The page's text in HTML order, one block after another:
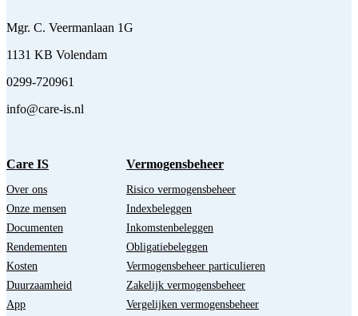
Mgr. C. Veermanlaan 1G
1131 KB Volendam
0299-720961
info@care-is.nl
Care IS
Over ons
Onze mensen
Documenten
Rendementen
Kosten
Duurzaamheid
App
Vermogensbeheer
Risico vermogensbeheer
Indexbeleggen
Inkomstenbeleggen
Obligatiebeleggen
Vermogensbeheer particulieren
Zakelijk vermogensbeheer
Vergelijken vermogensbeheer